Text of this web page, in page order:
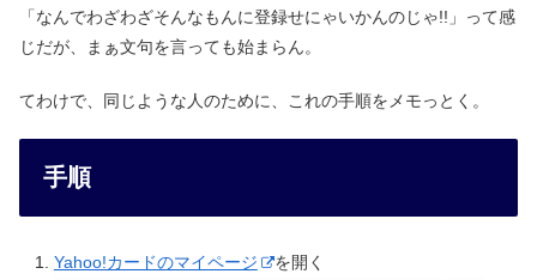
「なんでわざわざそんなもんに登録せにゃいかんのじゃ!!」って感
じだが、まぁ文句を言っても始まらん。
てわけで、同じような人のために、これの手順をメモっとく。
手順
Yahoo!カードのマイページ を開く